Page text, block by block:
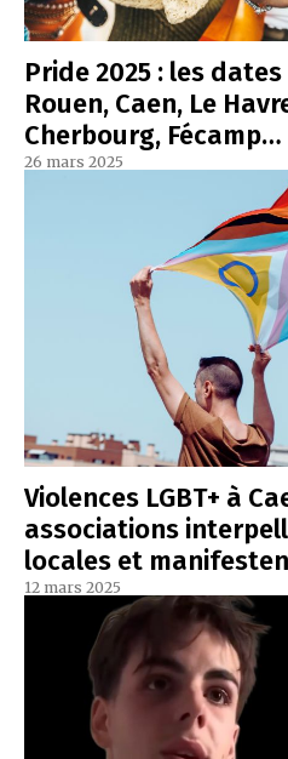
Pride 2025 : les
Rouen, Caen, Le
Cherbourg, Fécamp…
26 mars 2025
Violences LGBT+ à
associations
locales et
12 mars 2025